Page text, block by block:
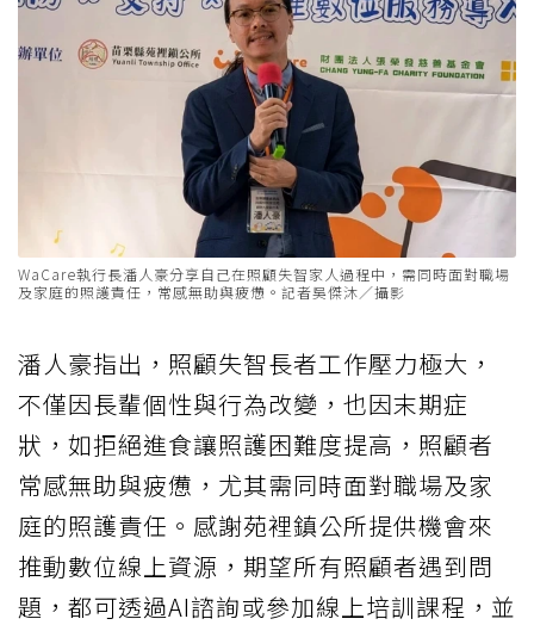
WaCare執行長潘人豪分享自己在照顧失智家人過程中，需同時面對職場
及家庭的照護責任，常感無助與疲憊。記者吳傑沐／攝影
潘人豪指出，照顧失智長者工作壓力極大，
不僅因長輩個性與行為改變，也因末期症
狀，如拒絕進食讓照護困難度提高，照顧者
常感無助與疲憊，尤其需同時面對職場及家
庭的照護責任。感謝苑裡鎮公所提供機會來
推動數位線上資源，期望所有照顧者遇到問
題，都可透過AI諮詢或參加線上培訓課程，並